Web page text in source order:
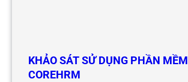
KHẢO SÁT SỬ DỤNG PHẦN MỀM
COREHRM